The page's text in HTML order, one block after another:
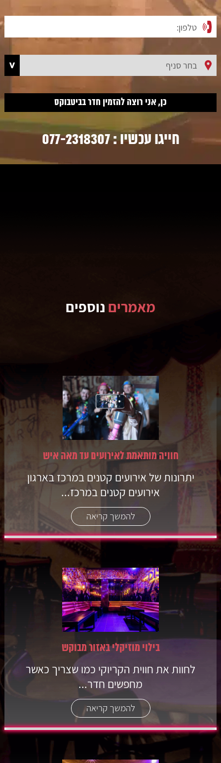
חייגו עכשיו :077-2318307
מאמרים נוספים
חוויה מותאמת לאירועים עד מאה איש
יתרונות של אירועים קטנים במרכז בארגון
אירועים קטנים במרכז...
להמשך קריאה
בילוי מוזיקלי באזור מבוקש
לחוות את חווית הקריוקי כמו שצריך כאשר
מחפשים חדר...
להמשך קריאה